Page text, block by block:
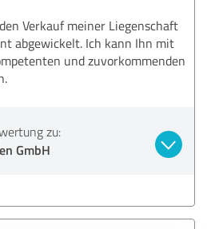
Verkauf meiner Liegenschaft
abgewickelt. Ich kann Ihn mit
und zuvorkommenden
zu:
GmbH